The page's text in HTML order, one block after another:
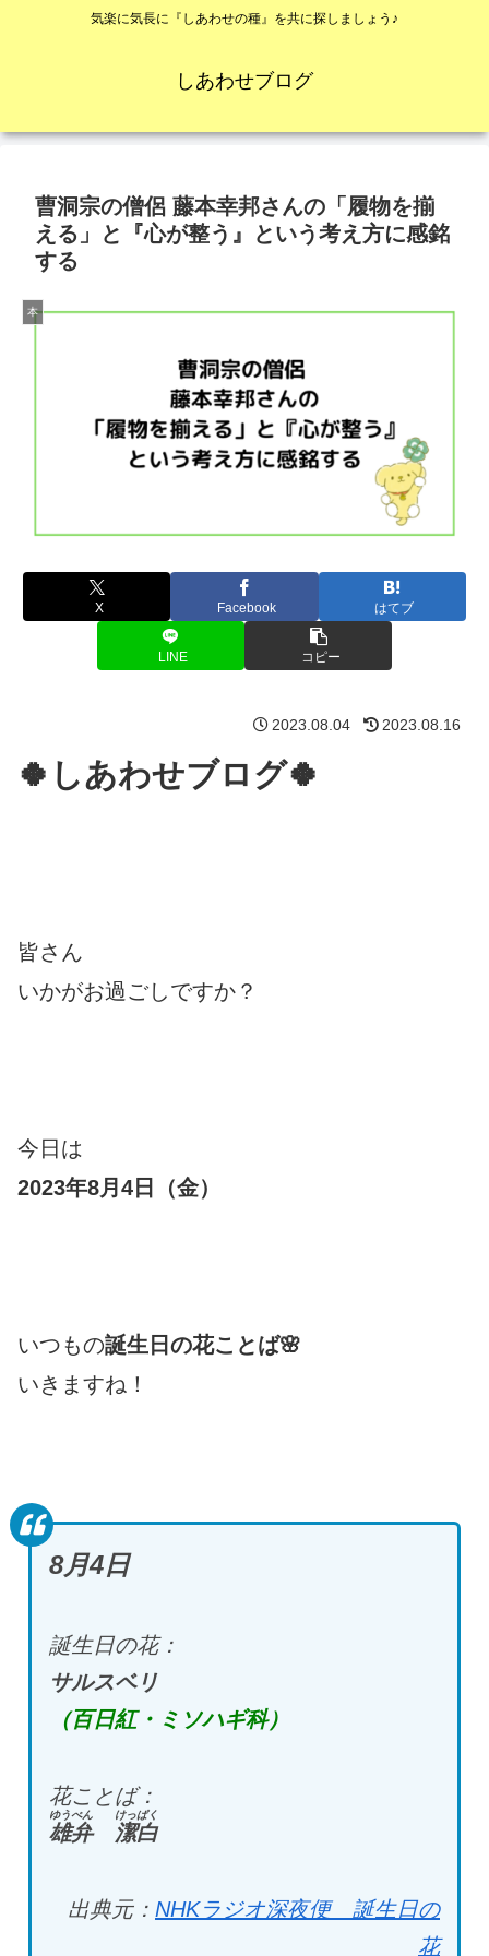
気楽に気長に『しあわせの種』を共に探しましょう♪
しあわせブログ
曹洞宗の僧侶 藤本幸邦さんの「履物を揃
える」と『心が整う』という考え方に感銘
する
本
X Facebook はてブ
LINE コピー
2023.08.04 2023.08.16
🍀しあわせブログ🍀
皆さん
いかがお過ごしですか？
今日は
2023年8月4日（金）
いつもの誕生日の花ことば🌸
いきますね！
8月4日
誕生日の花：
サルスベリ
（百日紅・ミソハギ科）
花ことば：
雄弁
ゆうべん
潔白
けっぱく
出典元： NHKラジオ深夜便 誕生日の
花